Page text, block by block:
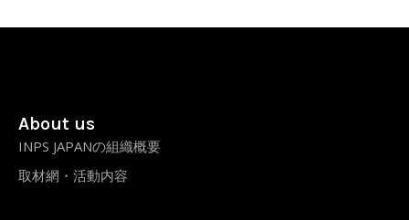
About us
INPS JAPANの組織概要
取材網・活動内容